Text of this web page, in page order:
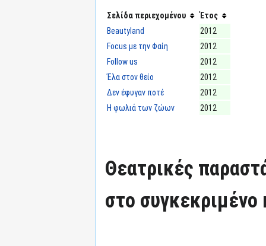
Σελίδα περιεχομένου
Έτος
Beautyland
2012
Focus με την Φαίη
2012
Follow us
2012
Έλα στον θείο
2012
Δεν έφυγαν ποτέ
2012
Η φωλιά των ζώων
2012
Θεατρικές
στο συγκεκριμένο